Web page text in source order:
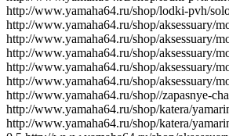
http://www.yamaha64.ru/shop/lodki-pvh/
http://www.yamaha64.ru/shop/aksessuary/
http://www.yamaha64.ru/shop/aksessuary/
http://www.yamaha64.ru/shop/aksessuary/
http://www.yamaha64.ru/shop/aksessuary/
http://www.yamaha64.ru/shop/aksessuary/
http://www.yamaha64.ru/shop//zapasnye-
http://www.yamaha64.ru/shop/katera/
http://www.yamaha64.ru/shop/katera/